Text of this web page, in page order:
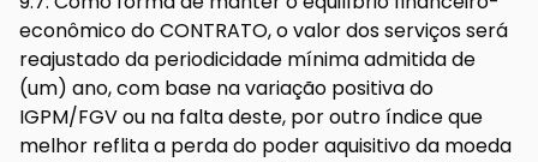
econômico do CONTRATO, o valor dos serviços será
reajustado da periodicidade mínima admitida de
(um) ano, com base na variação positiva do
IGPM/FGV ou na falta deste, por outro índice que
melhor reflita a perda do poder aquisitivo da moeda